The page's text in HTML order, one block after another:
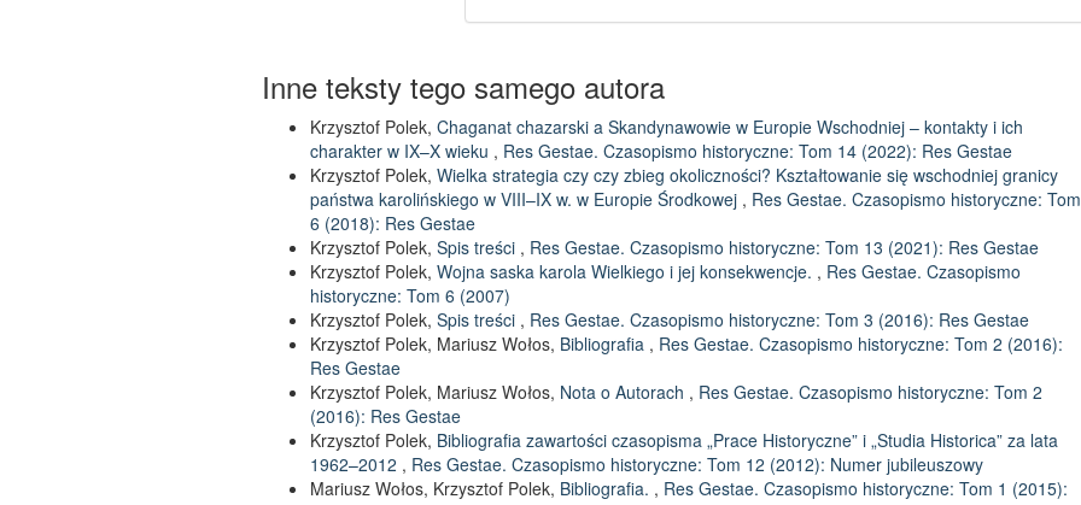
Inne teksty tego samego autora
Krzysztof Polek, Chaganat chazarski a Skandynawowie w Europie Wschodniej – kontakty i ich
charakter w IX–X wieku , Res Gestae. Czasopismo historyczne: Tom 14 (2022): Res Gestae
Krzysztof Polek, Wielka strategia czy czy zbieg okoliczności? Kształtowanie się wschodniej granicy
państwa karolińskiego w VIII–IX w. w Europie Środkowej , Res Gestae. Czasopismo historyczne: Tom
6 (2018): Res Gestae
Krzysztof Polek, Spis treści , Res Gestae. Czasopismo historyczne: Tom 13 (2021): Res Gestae
Krzysztof Polek, Wojna saska karola Wielkiego i jej konsekwencje. , Res Gestae. Czasopismo
historyczne: Tom 6 (2007)
Krzysztof Polek, Spis treści , Res Gestae. Czasopismo historyczne: Tom 3 (2016): Res Gestae
Krzysztof Polek, Mariusz Wołos, Bibliografia , Res Gestae. Czasopismo historyczne: Tom 2 (2016):
Res Gestae
Krzysztof Polek, Mariusz Wołos, Nota o Autorach , Res Gestae. Czasopismo historyczne: Tom 2
(2016): Res Gestae
Krzysztof Polek, Bibliografia zawartości czasopisma „Prace Historyczne” i „Studia Historica” za lata
1962–2012 , Res Gestae. Czasopismo historyczne: Tom 12 (2012): Numer jubileuszowy
Mariusz Wołos, Krzysztof Polek, Bibliografia. , Res Gestae. Czasopismo historyczne: Tom 1 (2015):